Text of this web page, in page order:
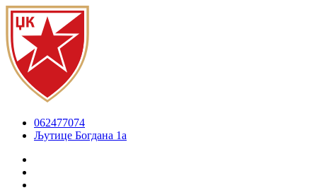
062477074
Љутице Богдана 1а